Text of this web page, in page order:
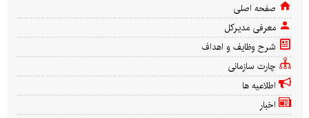
صفحه اصلی
معرفی مدیرکل
شرح وظایف و اهداف
چارت سازمانی
اطلاعیه ها
اخبار